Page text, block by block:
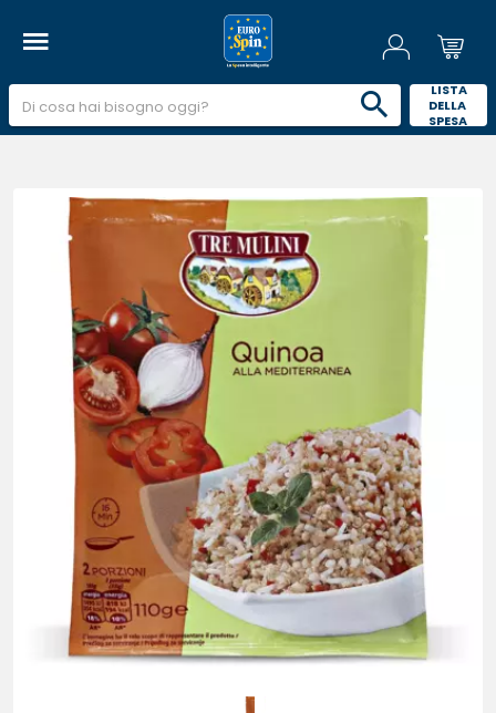
LISTA
DELLA
SPESA